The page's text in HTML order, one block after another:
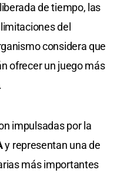
de tiempo, las
del
considera que
ofrecer un juego más
impulsadas por la
y representan una de
más importantes